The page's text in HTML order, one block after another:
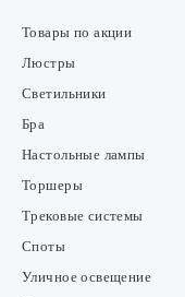
Товары по акции
Люстры
Светильники
Бра
Настольные лампы
Торшеры
Трековые системы
Споты
Уличное освещение